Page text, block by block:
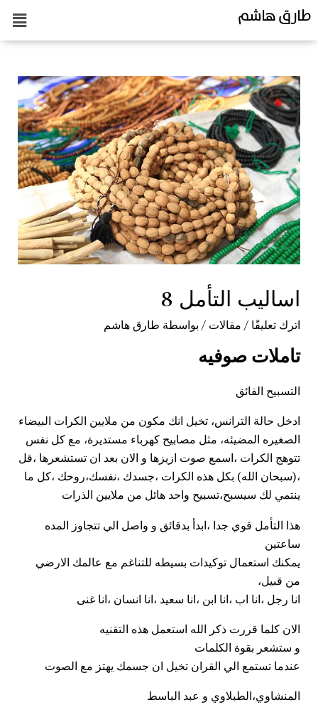
طارق هاشم
اساليب التأمل 8
اترك تعليقًا / مقالات / بواسطة طارق هاشم
تاملات صوفيه
التسبيح الفائق
ادخل حالة الترانس، تخيل انك مكون من ملايين الكرات البيضاء
الصغيره المضيئه، مثل مصابيح كهرباء مستديرة، مع كل نفس
تتوهج الكرات ،اسمع صوت ازيزها و الان بعد ان تستشعرها ،قل
،(سبحان الله) بكل هذه الكرات ،جسدك ،نفسك،روحك ،كل ما
ينتمي لك سيسبح،تسبيح واحد هائل من ملايين الذرات
هذا التأمل قوي جدا ،ابدأ بدقائق و واصل الي تتجاوز المده
ساعتين
يمكنك استعمال توكيدات بسيطه للتناغم مع عالمك الارضي
من قبيل،
انا رجل ،انا اب ،انا ابن ،انا سعيد ،انا انسان ،انا غنى
الان كلما قررت ذكر الله استعمل هذه التقنيه
و ستشعر بقوة الكلمات
عندما تستمع الي القران تخيل ان جسمك يهتز مع الصوت
المنشاوي،الطبلاوي و عبد الباسط